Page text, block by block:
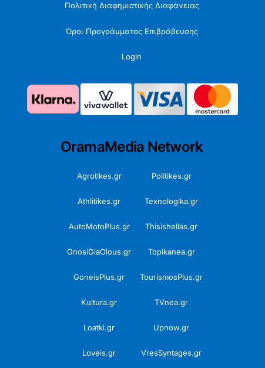
Πολιτική Διαφημιστικής Διαφάνειας
Όροι Προγράμματος Επιβράβευσης
Login
OramaMedia Network
Agrotikes.gr Politikes.gr
Athlitikes.gr Texnologika.gr
AutoMotoPlus.gr Thisishellas.gr
GnosiGiaOlous.gr Topikanea.gr
GoneisPlus.gr TourismosPlus.gr
Kultura.gr TVnea.gr
Loatki.gr Upnow.gr
Loveis.gr VresSyntages.gr